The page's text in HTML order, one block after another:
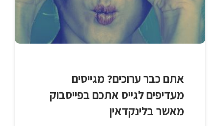
אתם כבר ערוכים? מגייסים
מעדיפים לגייס אתכם בפייסבוק
מאשר בלינקדאין